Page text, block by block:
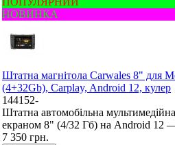
НОВИНКА
Штатна магнітола Carwales 8" для
(4+32Gb), Carplay, Android 12, кулер
144152-
Штатна автомобільна
екраном 8" (4/32 Гб) на Android 12
7 350 грн.